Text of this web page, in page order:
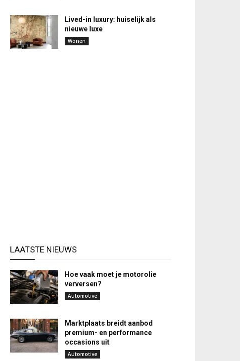
Lived-in luxury: huiselijk als
nieuwe luxe
Wonen
LAATSTE NIEUWS
Hoe vaak moet je motorolie
verversen?
Automotive
Marktplaats breidt aanbod
premium- en performance
occasions uit
Automotive